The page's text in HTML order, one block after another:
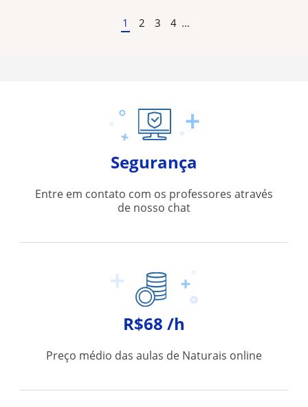
1 2 3 4 ...
Segurança
Entre em contato com os professores através
de nosso chat
R$68 /h
Preço médio das aulas de Naturais online